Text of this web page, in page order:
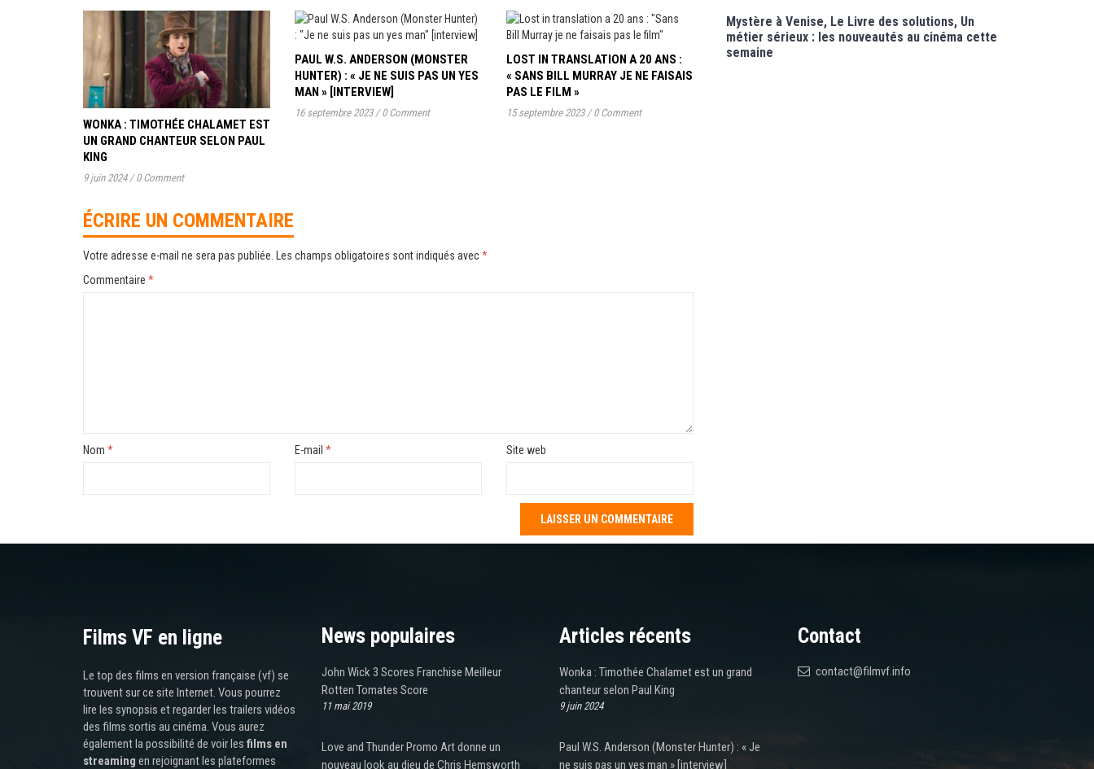
WONKA : TIMOTHÉE CHALAMET EST
UN GRAND CHANTEUR SELON PAUL
KING
9 juin 2024 / 0 Comment
PAUL W.S. ANDERSON (MONSTER
HUNTER) : « JE NE SUIS PAS UN YES
MAN » [INTERVIEW]
16 septembre 2023 / 0 Comment
LOST IN TRANSLATION A 20 ANS :
« SANS BILL MURRAY JE NE FAISAIS
PAS LE FILM »
15 septembre 2023 / 0 Comment
ÉCRIRE UN COMMENTAIRE
Votre adresse e-mail ne sera pas publiée. Les champs obligatoires sont indiqués avec*
Commentaire *
Nom * E-mail * Site web
Mystère à Venise, Le Livre des solutions, Un
métier sérieux : les nouveautés au cinéma cette
semaine
Films VF en ligne
Le top des films en version française (vf) se
trouvent sur ce site Internet. Vous pourrez
lire les synopsis et regarder les trailers vidéos
des films sortis au cinéma. Vous aurez
également la possibilité de voir les films en
streaming en rejoignant les plateformes
News populaires
John Wick 3 Scores Franchise Meilleur
Rotten Tomates Score
11 mai 2019
Love and Thunder Promo Art donne un
nouveau look au dieu de Chris Hemsworth
Articles récents
Wonka : Timothée Chalamet est un grand
chanteur selon Paul King
9 juin 2024
Paul W.S. Anderson (Monster Hunter) : « Je
ne suis pas un yes man » [interview]
Contact
contact@filmvf.info